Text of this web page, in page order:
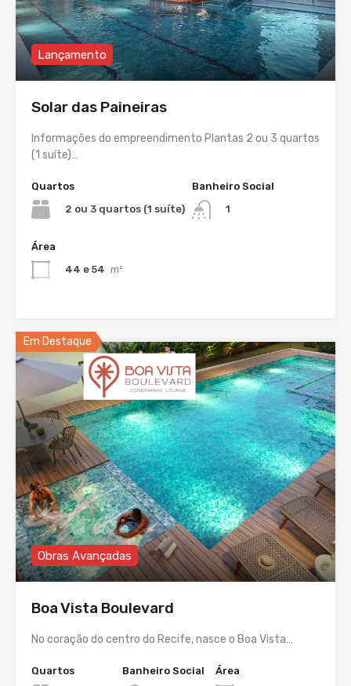
Lançamento
Solar das Paineiras
Informações do empreendimento Plantas 2 ou 3 quartos
(1 suíte)…
Quartos
2 ou 3 quartos (1 suíte)
Banheiro Social
1
Área
44 e 54 m²
Em Destaque
Obras Avançadas
Boa Vista Boulevard
No coração do centro do Recife, nasce o Boa Vista…
Quartos
Banheiro Social
Área